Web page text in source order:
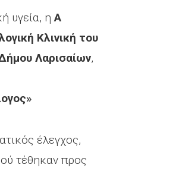
υγεία, ηΑ
Κλινική του
Λαρισαίων,
έλεγχος,
τέθηκαν προς